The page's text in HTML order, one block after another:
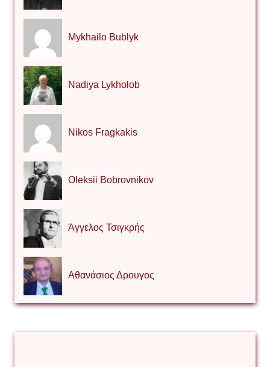
Mykhailo Bublyk
Nadiya Lykholob
Nikos Fragkakis
Oleksii Bobrovnikov
Άγγελος Τσιγκρής
Αθανάσιος Δρουγος